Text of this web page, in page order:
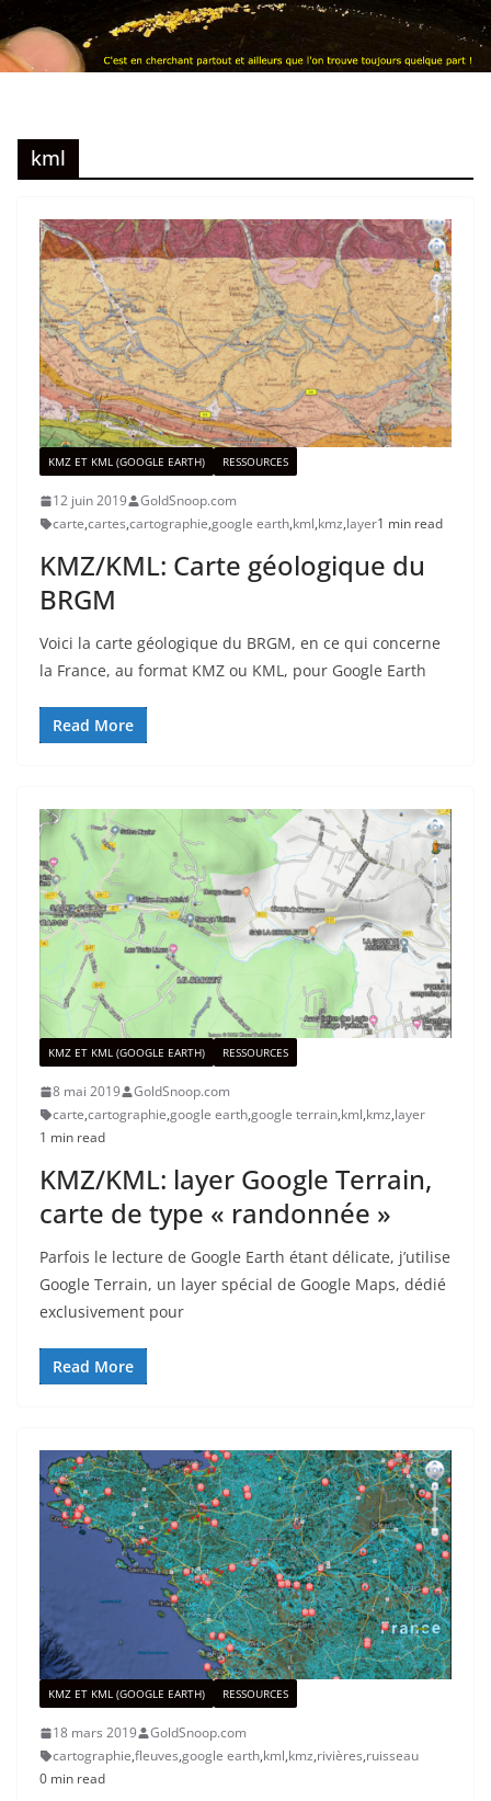
kml
KMZ ET KML (GOOGLE EARTH) RESSOURCES
12 juin 2019
GoldSnoop.com
carte,cartes,cartographie,google earth,kml,kmz,layer1 min read
KMZ/KML: Carte géologique du
BRGM
Voici la carte géologique du BRGM, en ce qui concerne
la France, au format KMZ ou KML, pour Google Earth
Read More
KMZ ET KML (GOOGLE EARTH) RESSOURCES
8 mai 2019
GoldSnoop.com
carte,cartographie,google earth,google terrain,kml,kmz,layer
1 min read
KMZ/KML: layer Google Terrain,
carte de type « randonnée »
Parfois le lecture de Google Earth étant délicate, j’utilise
Google Terrain, un layer spécial de Google Maps, dédié
exclusivement pour
Read More
KMZ ET KML (GOOGLE EARTH) RESSOURCES
18 mars 2019
GoldSnoop.com
cartographie,fleuves,google earth,kml,kmz,rivières,ruisseau
0 min read